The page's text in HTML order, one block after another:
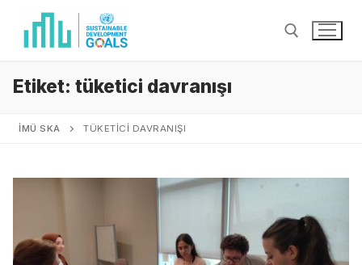
Etiket: tüketici davranışı
İMÜ SKA TÜKETICI DAVRANIŞI